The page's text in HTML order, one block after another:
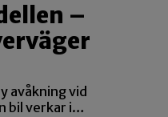
–
avåkning vid
bil verkar i…